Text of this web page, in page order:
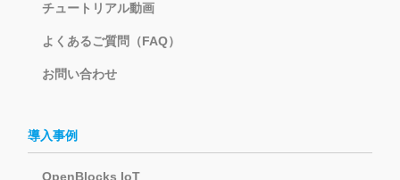
チュートリアル動画
よくあるご質問（FAQ）
お問い合わせ
導入事例
OpenBlocks IoT